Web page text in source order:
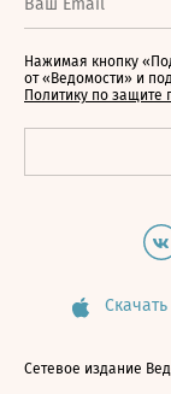
Нажимая кнопку
от «Ведомости» и
Политику по
Сетевое издание